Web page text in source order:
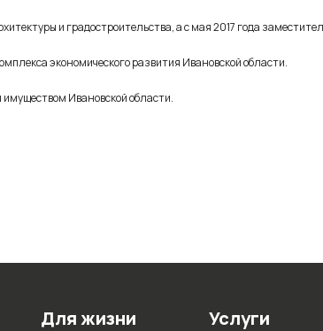
и градостроительства, а с мая 2017 года
экономического развития Ивановской области.
Ивановской области.
Для жизни Услуги